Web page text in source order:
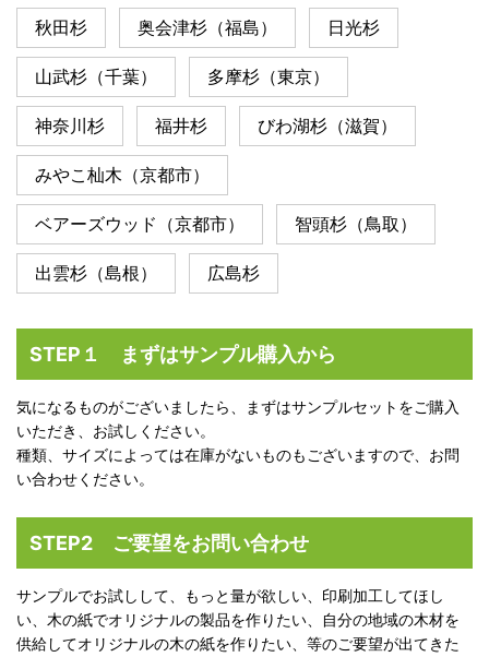
秋田杉 奥会津杉（福島） 日光杉
山武杉（千葉） 多摩杉（東京）
神奈川杉 福井杉 びわ湖杉（滋賀）
みやこ杣木（京都市）
ベアーズウッド（京都市） 智頭杉（鳥取）
出雲杉（島根） 広島杉
STEP１ まずはサンプル購入から
気になるものがございましたら、まずはサンプルセットをご購入
いただき、お試しください。
種類、サイズによっては在庫がないものもございますので、お問
い合わせください。
STEP2 ご要望をお問い合わせ
サンプルでお試しして、もっと量が欲しい、印刷加工してほし
い、木の紙でオリジナルの製品を作りたい、自分の地域の木材を
供給してオリジナルの木の紙を作りたい、等のご要望が出てきた